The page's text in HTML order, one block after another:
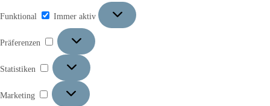
Funktional
Immer aktiv
Präferenzen
Präferenzen
Statistiken
Statistiken
Marketing
Marketing